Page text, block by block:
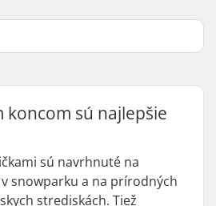
koncom sú najlepšie
sú navrhnuté na
snowparku a na prírodných
strediskách. Tiež